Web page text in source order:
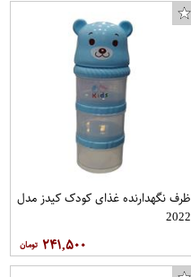
ظرف نگهدارنده غذای کودک کیدز مدل
2022
۲۴۱,۵۰۰